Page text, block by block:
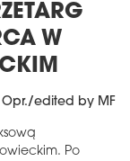
W
Opr./edited by MF
Po